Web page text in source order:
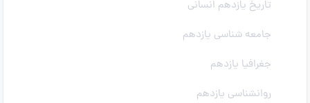
تاریخ یازدهم انسانی
جامعه شناسی یازدهم
جغرافیا یازدهم
روانشناسی یازدهم